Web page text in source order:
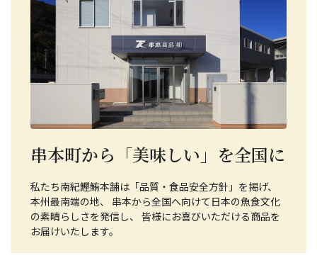
串本町から「美味しい」を全国に
私たち南紀鰹鮪本舗は「品質・食品安全方針」を掲げ、
本州最南端の地、 串本から全国へ向けて日本の魚食文化
の素晴らしさを発信し、 皆様にお喜びいただける商品を
お届けいたします。